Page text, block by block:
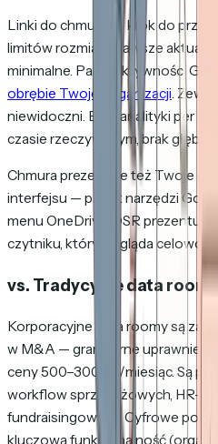
Linki do chmury to krok do
limitów rozmiaru, zawsze
minimalne. Panel aktywności
obrębie Twojej organizacji.
niewidoczni. Brak analityki per
czasie rzeczywistym, brak
Chmura prezentuje też Twoje
interfejsu — pasek narzędzi
menu OneDrive. DSR
czytniku, który wygląda celowo i
vs. Tradycyjne data
Korporacyjne data roomy są
w M&A — granularne
ceny 500–3000 $/miesiąc. Są
workflow sprzedażowych, HR-
fundraisingowych. Cyfrowe
kluczową funkcjonalność